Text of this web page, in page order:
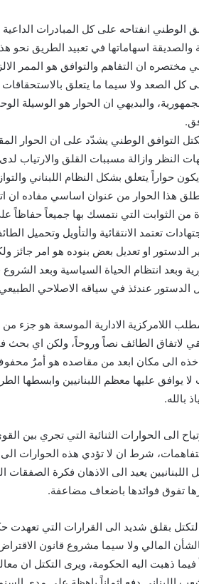
الوطني انفتاحه على كل المبادرات
والصديقة اسهاماتها في تعبيد الطريق نحو
ان التفاهم والتوافق هو الممر
كل الصعد ولا سيما ما يتعلق
والبديهي ان الحوار هو الوسيلة
التوافق الوطني يشدّد على ان الحوار
النظر وازالة مسببات القلق والارتياب لدى
حواراً يتعلق بشكل النظام اللبناني
هذا الحوار من عنوان اساسي مفاده ان
من الثوابت التي نتمسك بها جميعاً حفاظاً
تعتمد الانتقائية والتأويل وتحميل
الدستور او تعديل بعض بنوده هو امر جائز
وبعد انتظام الحياة السياسية وبعد الشروع
الدستور عندئذ في سياقه الاصلاحي
اللامركزية الادارية الموسعة هو جزء من
لاتفاق الطائف نصاً وروحاً، ولكن اي بحث
الى مكان ابعد من مقاصده هو أمرٌ
يوافق عليها معظم اللبنانيين وابسطها
بالله.
الى الحوارات الثنائية التي تجري بين
شرط ان لا تؤدي هذه الحوارات
يعيد الى الاذهان فكرة الصفقات
تفوق فوائدها باضعاف مضاعفة.
بقلق شديد الى القرارات التي تعهدت
المالي ولا سيما مشروع قانون
فيما ذهبت اليه الحكومة، ويرى التكتل ان